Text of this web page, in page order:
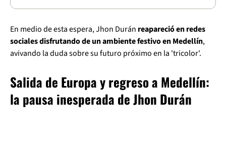
En medio de esta espera, Jhon Durán reapareció en redes
sociales disfrutando de un ambiente festivo en Medellín,
avivando la duda sobre su futuro próximo en la 'tricolor'.
Salida de Europa y regreso a Medellín:
la pausa inesperada de Jhon Durán